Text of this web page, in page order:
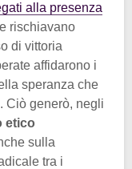
alla presenza
rischiavano
di vittoria
affidarono i
speranza che
Ciò generò, negli
etico
sulla
tra i